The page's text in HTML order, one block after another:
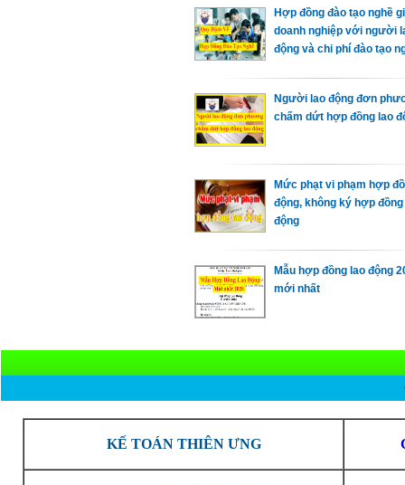
Hợp đồng đào tạo nghề
doanh nghiệp với người
động và chi phí đào tạo
Người lao động đơn
chấm dứt hợp đồng lao
Mức phạt vi phạm hợp
động, không ký hợp đồng
động
Mẫu hợp đồng lao động
mới nhất
KẾ TOÁN THIÊN ƯNG